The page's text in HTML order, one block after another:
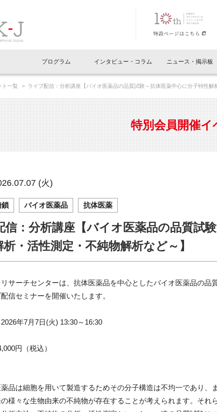
せメール登録
閉じる
催 特別会員開催
力 出展・参加
イベン
LINK-J
LINK-J
プログラム
室 What's "UNIKORN"？
インタビュー・コラム
コラム一覧
タビュー ベンチャーインタビュー
サポーターコラム
ニュース・掲示板
プレスリリース
海外関連
人と情
会員プ
募集
Why in Nihonbashi
サポーター紹介
パンフレット
特別会員について
こちら
室 オフィス・ラボ
ト一覧
ライブ配信：分析講座【バイオ医薬品の品質試験～抗体医薬中心に分子特性解
特別会員開催イ
(火)
鎖 バイオ医薬品 抗体医薬
信：分析講座【バイオ医薬品の品質試
・活性測定・不純物解析など～】
サーチセンターは、抗体医薬品を中心としたバイオ医薬品の品
信セミナーを開催いたします。
2026年7月7日(火) 13:30～16:30
円（税込）
品は細胞を用いて製造するためその分子構造は不均一であり、
様々な生物由来の不純物が存在することが考えられます。それ